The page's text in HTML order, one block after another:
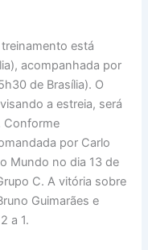
está
acompanhada por
de Brasília). O
a estreia, será
Conforme
por Carlo
Mundo no dia 13 de
C. A vitória sobre
Guimarães e
a 1.